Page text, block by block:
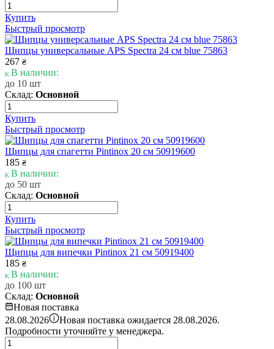
Купить
Быстрый просмотр
Щипцы универсальные APS Spectra 24 см blue 75863
267 ₴
В наличии:
до 10 шт
Склад: Основной
Купить
Быстрый просмотр
Щипцы для спагетти Pintinox 20 см 50919600
185 ₴
В наличии:
до 50 шт
Склад: Основной
Купить
Быстрый просмотр
Щипцы для випечки Pintinox 21 см 50919400
185 ₴
В наличии:
до 100 шт
Склад: Основной
Новая поставка
28.08.2026 i Новая поставка ожидается 28.08.2026.
Подробности уточняйте у менеджера.